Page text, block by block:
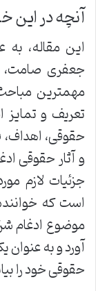
آنچه در این
این مقاله،
جعفری صامت،
مهمترین
تعریف و تمایز
حقوقی،
و آثار حقوقی
جزئیات لازم
است که
موضوع ادغام
آورد و به
حقوقی خود را